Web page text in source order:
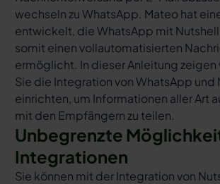
wechseln zu WhatsApp. Mateo hat
entwickelt, die WhatsApp mit
somit einen vollautomatisierten
ermöglicht. In dieser Anleitung zeigen
Sie die Integration von WhatsApp und
einrichten, um Informationen aller Art
mit den Empfängern zu teilen.
Unbegrenzte
Integrationen
Sie können mit der Integration von